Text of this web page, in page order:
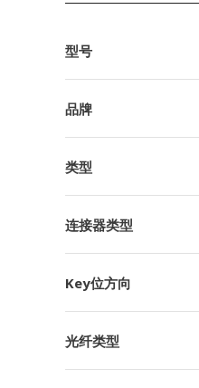
型号
品牌
类型
连接器类型
Key位方向
光纤类型